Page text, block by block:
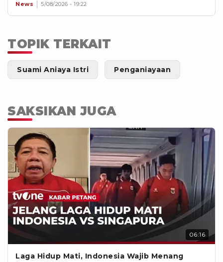
News 5/08/2026 - 19:22
TOPIK TERKAIT
Suami Aniaya Istri Penganiayaan
SAKSIKAN JUGA
06:16
Laga Hidup Mati, Indonesia Wajib Menang